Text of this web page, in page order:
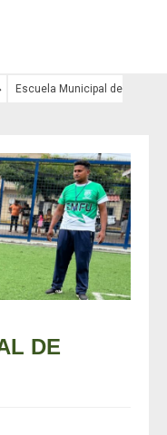
Escuela Municipal de
DE